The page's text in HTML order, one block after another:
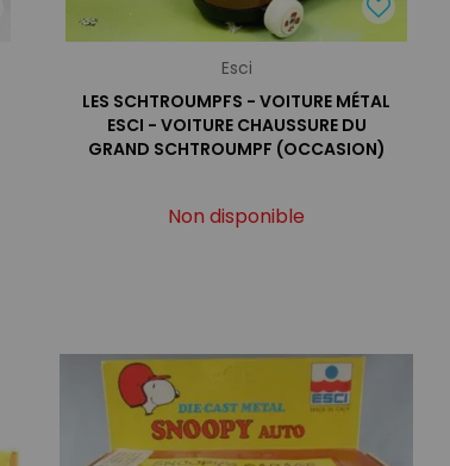
Esci
LES SCHTROUMPFS - VOITURE MÉTAL
ESCI - VOITURE CHAUSSURE DU
GRAND SCHTROUMPF (OCCASION)
Non disponible